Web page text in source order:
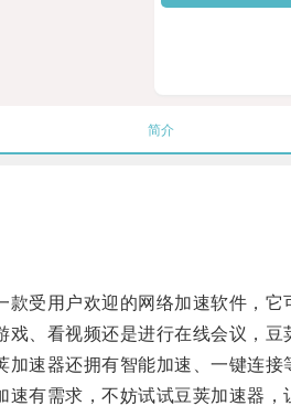
简介
用户欢迎的网络加速软件，它
、看视频还是进行在线会议，豆
速器还拥有智能加速、一键连接
有需求，不妨试试豆荚加速器，